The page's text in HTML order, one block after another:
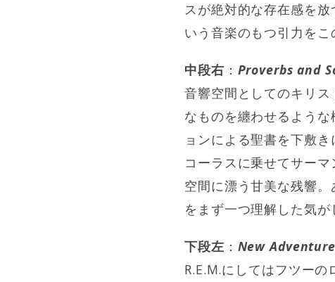
スが絶対的な存在感を
いう音楽のもつ引力をこ
中段右 ： Proverbs and
音響空間としてのキリ
なものを纏わせるよう
ョンによる聖書を下敷
コーラスに乗せてサー
空間に漂う甘美な残響。
をまず一つ理解した気
下段左 ： New
R.E.M.にしてはフツー